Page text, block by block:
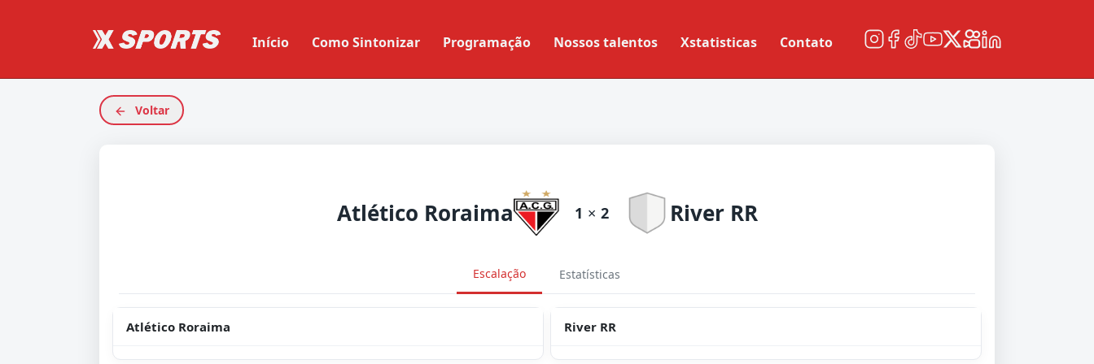
Início Como Sintonizar Programação Nossos talentos Xstatisticas Contato
Voltar
Atlético Roraima 1 × 2 River RR
Escalação Estatísticas
Atlético Roraima River RR